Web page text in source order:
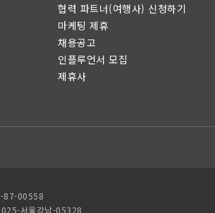
협력 파트너(여행사) 신청하기
마케팅 제휴
채용공고
인플루언서 모집
제휴사
87-00558
서울강남-05328